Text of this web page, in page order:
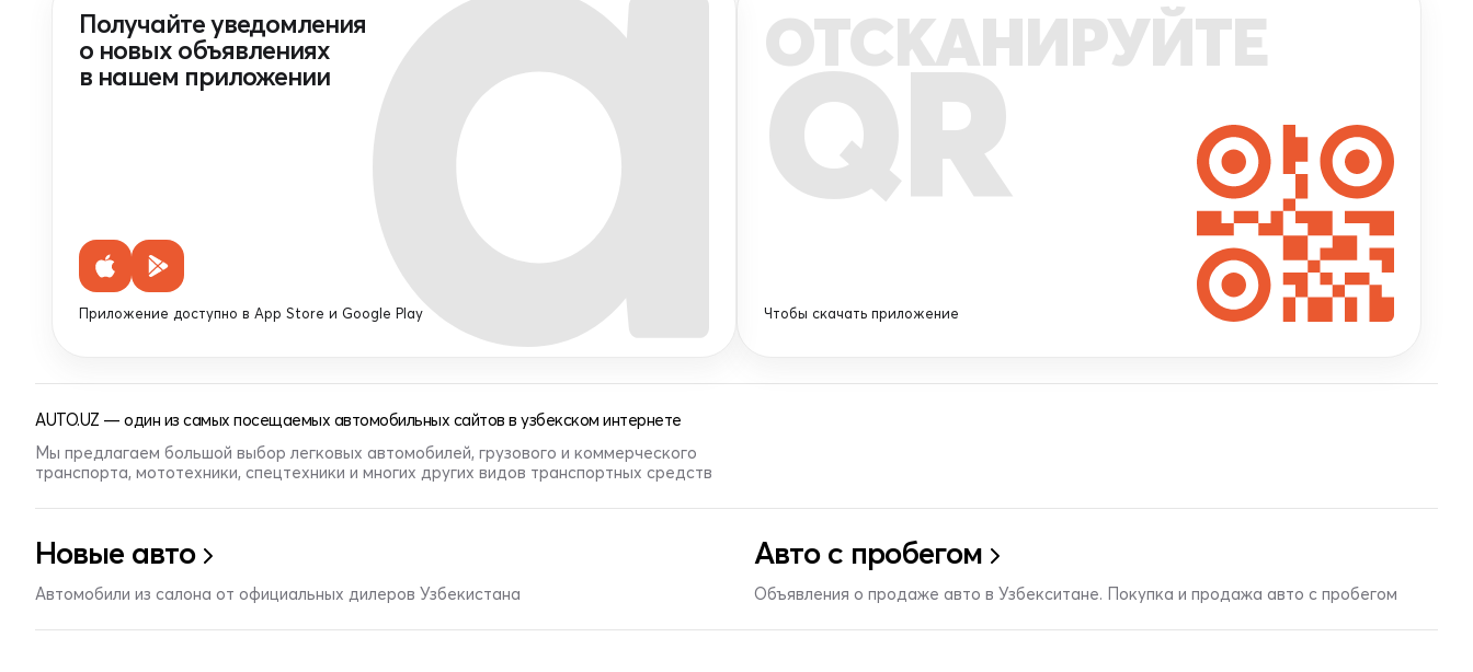
Получайте уведомления
о новых объявлениях
в нашем приложении
Приложение доступно в App Store и Google Play
ОТСКАНИРУЙТЕ
QR
Чтобы скачать приложение
AUTO.UZ — один из самых посещаемых автомобильных сайтов в узбекском интернете
Мы предлагаем большой выбор легковых автомобилей, грузового и коммерческого
транспорта, мототехники, спецтехники и многих других видов транспортных средств
Новые авто
Автомобили из салона от официальных дилеров Узбекистана
Авто с пробегом
Объявления о продаже авто в Узбекситане. Покупка и продажа авто с пробегом